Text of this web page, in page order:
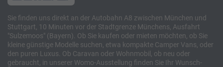
Sie finden uns direkt an der Autobahn A8 zwischen München und
Stuttgart, 10 Minuten vor der Stadtgrenze Münchens, Ausfahrt
"Sulzemoos" (Bayern). Ob Sie kaufen oder mieten möchten, ob Sie
kleine günstige Modelle suchen, etwa kompakte Camper Vans, oder
den puren Luxus. Ob Caravan oder Wohnmobil, ob neu oder
gebraucht, in unserer Womo-Ausstellung finden Sie Ihr Wunsch-